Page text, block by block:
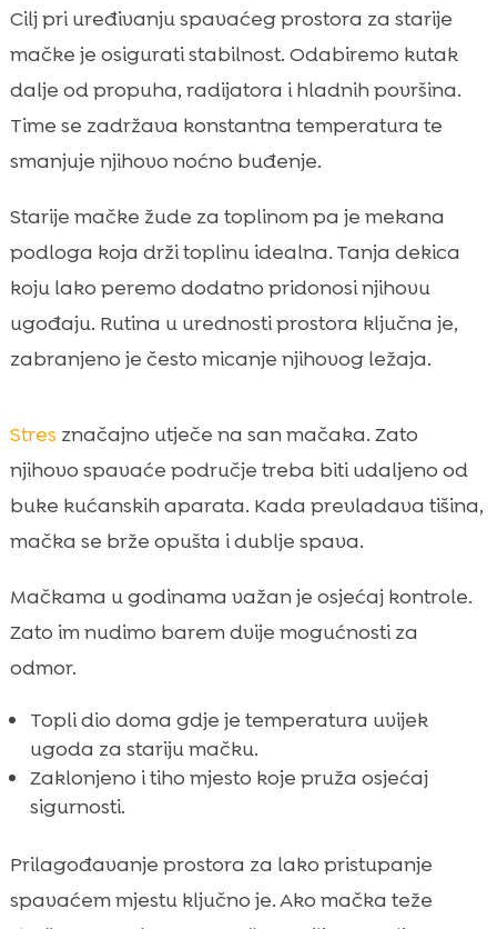
Cilj pri uređivanju spavaćeg prostora za starije
mačke je osigurati stabilnost. Odabiremo kutak
dalje od propuha, radijatora i hladnih površina.
Time se zadržava konstantna temperatura te
smanjuje njihovo noćno buđenje.
Starije mačke žude za toplinom pa je mekana
podloga koja drži toplinu idealna. Tanja dekica
koju lako peremo dodatno pridonosi njihovu
ugođaju. Rutina u urednosti prostora ključna je,
zabranjeno je često micanje njihovog ležaja.
Stres značajno utječe na san mačaka. Zato
njihovo spavaće područje treba biti udaljeno od
buke kućanskih aparata. Kada prevladava tišina,
mačka se brže opušta i dublje spava.
Mačkama u godinama važan je osjećaj kontrole.
Zato im nudimo barem dvije mogućnosti za
odmor.
Topli dio doma gdje je temperatura uvijek
ugoda za stariju mačku.
Zaklonjeno i tiho mjesto koje pruža osjećaj
sigurnosti.
Prilagođavanje prostora za lako pristupanje
spavaćem mjestu ključno je. Ako mačka teže